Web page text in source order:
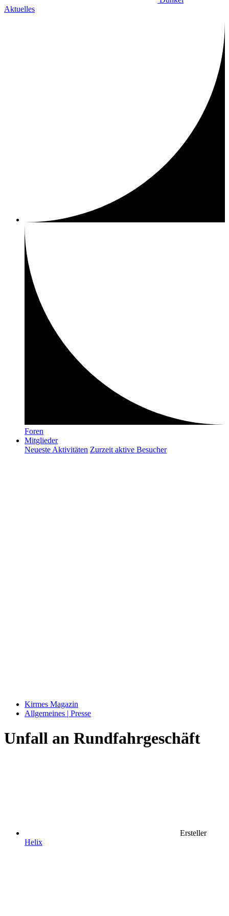
Aktuelles
Foren
Mitglieder
Neueste Aktivitäten Zurzeit aktive Besucher
Kirmes Magazin
Allgemeines | Presse
Unfall an Rundfahrgeschäft
Ersteller
Helix